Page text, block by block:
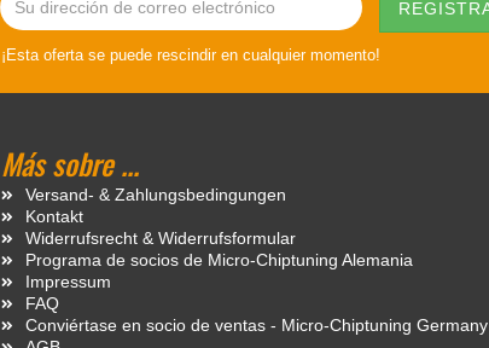
¡Esta oferta se puede rescindir en cualquier momento!
Más sobre ...
Versand- & Zahlungsbedingungen
Kontakt
Widerrufsrecht & Widerrufsformular
Programa de socios de Micro-Chiptuning Alemania
Impressum
FAQ
Conviértase en socio de ventas - Micro-Chiptuning Germany